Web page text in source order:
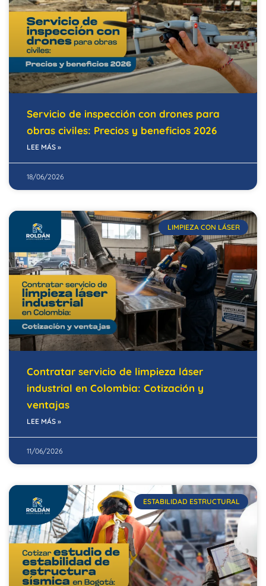
Servicio de inspección con drones para
obras civiles: Precios y beneficios 2026
LEE MÁS »
18/06/2026
LIMPIEZA CON LÁSER
Contratar servicio de limpieza láser
industrial en Colombia: Cotización y
ventajas
LEE MÁS »
11/06/2026
ESTABILIDAD ESTRUCTURAL